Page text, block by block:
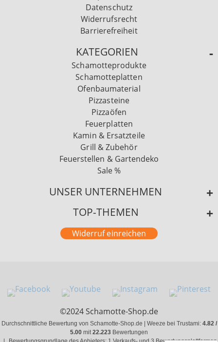
Datenschutz
Widerrufsrecht
Barrierefreiheit
KATEGORIEN
Schamotteprodukte
Schamotteplatten
Ofenbaumaterial
Pizzasteine
Pizzaöfen
Feuerplatten
Kamin & Ersatzteile
Grill & Zubehör
Feuerstellen & Gartendeko
Sale %
UNSER UNTERNEHMEN
TOP-THEMEN
Widerruf einreichen
©2024 Schamotte-Shop.de
Durchschnittliche Bewertung von Schamotte-Shop.de | Weeze bei Trustami: 4.82 /
5.00 mit22.223 Bewertungen